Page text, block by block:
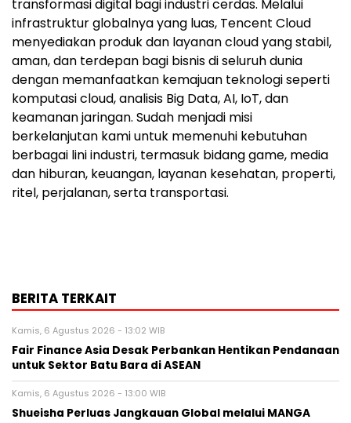
transformasi digital bagi industri cerdas. Melalui
infrastruktur globalnya yang luas, Tencent Cloud
menyediakan produk dan layanan cloud yang stabil,
aman, dan terdepan bagi bisnis di seluruh dunia
dengan memanfaatkan kemajuan teknologi seperti
komputasi cloud, analisis Big Data, AI, IoT, dan
keamanan jaringan. Sudah menjadi misi
berkelanjutan kami untuk memenuhi kebutuhan
berbagai lini industri, termasuk bidang game, media
dan hiburan, keuangan, layanan kesehatan, properti,
ritel, perjalanan, serta transportasi.
BERITA TERKAIT
Kamis, 6 Agustus 2026 - 13:02 WIB
Fair Finance Asia Desak Perbankan Hentikan Pendanaan
untuk Sektor Batu Bara di ASEAN
Kamis, 6 Agustus 2026 - 13:00 WIB
Shueisha Perluas Jangkauan Global melalui MANGA